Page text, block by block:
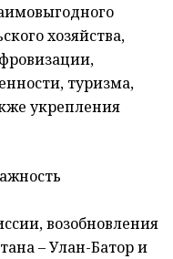
хозяйства,
туризма,
укрепления
возобновления
– Улан-Батор и